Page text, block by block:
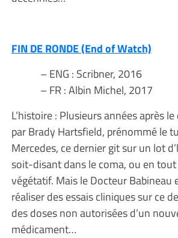
FIN DE RONDE (End of Watch)
– ENG : Scribner, 2016
– FR : Albin Michel, 2017
L’histoire : Plusieurs années après
par Brady Hartsfield, prénommé le
Mercedes, ce dernier git sur un lot
soit-disant dans le coma, ou en
végétatif. Mais le Docteur Babineau
réaliser des essais cliniques sur ce
des doses non autorisées d’un
médicament…